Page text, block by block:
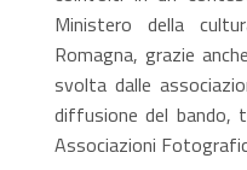
Ministero della
Romagna, grazie
svolta dalle
diffusione del bando,
Associazioni